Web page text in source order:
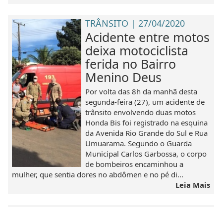
TRÂNSITO | 27/04/2020
Acidente entre motos
deixa motociclista
ferida no Bairro
Menino Deus
Por volta das 8h da manhã desta
segunda-feira (27), um acidente de
trânsito envolvendo duas motos
Honda Bis foi registrado na esquina
da Avenida Rio Grande do Sul e Rua
Umuarama. Segundo o Guarda
Municipal Carlos Garbossa, o corpo
de bombeiros encaminhou a
mulher, que sentia dores no abdômen e no pé di...
Leia Mais